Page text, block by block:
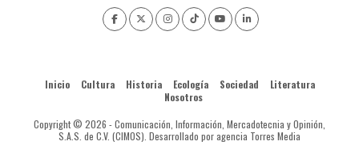
Inicio Cultura Historia Ecología Sociedad
Literatura
Nosotros
Copyright © 2026 - Comunicación, Información, Mercadotecnia y Opinión,
S.A.S. de C.V. (CIMOS). Desarrollado por agencia Torres Media